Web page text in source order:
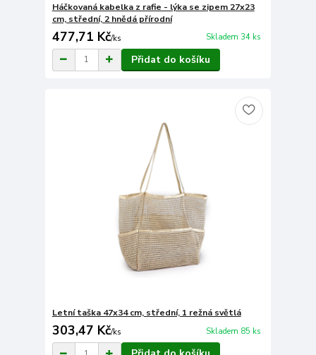
Háčkovaná kabelka z rafie - lýka se zipem 27x23
cm, střední, 2 hnědá přírodní
477,71 Kč/ks Skladem 34 ks
Přidat do košíku
Letní taška 47x34 cm, střední, 1 režná světlá
303,47 Kč/ks Skladem 85 ks